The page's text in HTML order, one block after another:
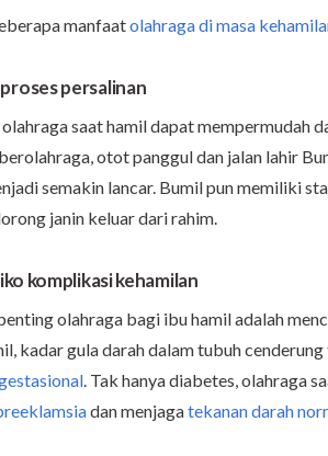
manfaatolahraga di masa
persalinan
saat hamil dapat mempermudah
otot panggul dan jalan lahir
semakin lancar. Bumil pun memiliki
janin keluar dari rahim.
komplikasi kehamilan
olahraga bagi ibu hamil adalah
kadar gula darah dalam tubuh
. Tak hanya diabetes, olahraga
dan menjagatekanan darah